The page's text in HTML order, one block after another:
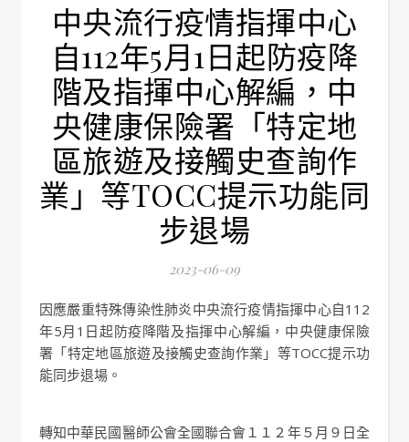
中央流行疫情指揮中心
自112年5月1日起防疫降
階及指揮中心解編，中
央健康保險署「特定地
區旅遊及接觸史查詢作
業」等TOCC提示功能同
步退場
2023-06-09
因應嚴重特殊傳染性肺炎中央流行疫情指揮中心自112
年5月1日起防疫降階及指揮中心解編，中央健康保險
署「特定地區旅遊及接觸史查詢作業」等TOCC提示功
能同步退場。
轉知中華民國醫師公會全國聯合會１１２年５月９日全